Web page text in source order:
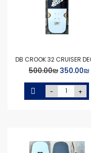
DB CROOK 32 CRUISER
₪‏350.00
₪‏500.00
- +